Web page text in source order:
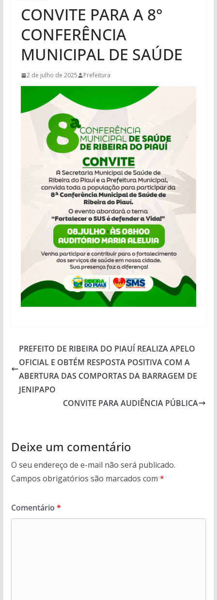
CONVITE PARA A 8°
CONFERÊNCIA
MUNICIPAL DE SAÚDE
2 de julho de 2025 Prefeitura
PREFEITO DE RIBEIRA DO PIAUÍ REALIZA APELO
OFICIAL E OBTÉM RESPOSTA POSITIVA COM A
ABERTURA DAS COMPORTAS DA BARRAGEM DE
JENIPAPO
CONVITE PARA AUDIÊNCIA PÚBLICA
Deixe um comentário
O seu endereço de e-mail não será publicado.
Campos obrigatórios são marcados com *
Comentário *